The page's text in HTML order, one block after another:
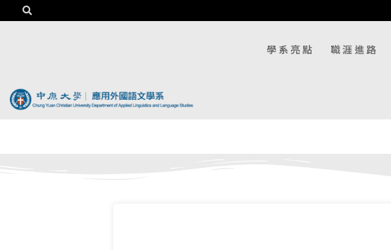
學系亮點 職涯進路